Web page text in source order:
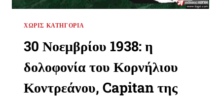
ΧΩΡΊΣ ΚΑΤΗΓΟΡΊΑ
30 Νοεμβρίου 1938: η
δολοφονία του Κορνήλιου
Κοντρεάνου, Capitan της